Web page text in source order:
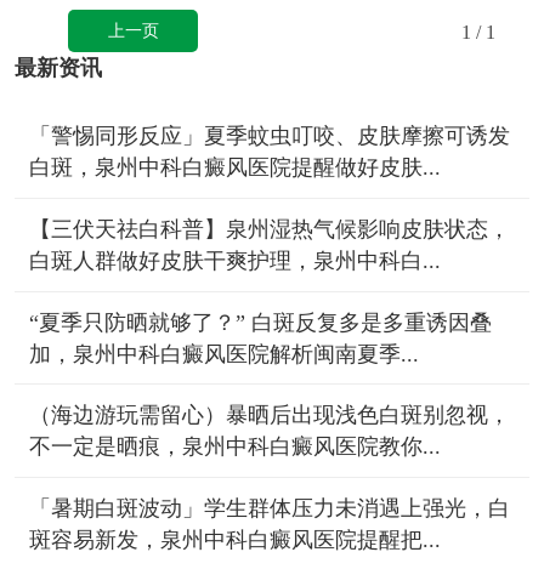
上一页 1 / 1
最新资讯
「警惕同形反应」夏季蚊虫叮咬、皮肤摩擦可诱发
白斑，泉州中科白癜风医院提醒做好皮肤...
【三伏天祛白科普】泉州湿热气候影响皮肤状态，
白斑人群做好皮肤干爽护理，泉州中科白...
“夏季只防晒就够了？” 白斑反复多是多重诱因叠
加，泉州中科白癜风医院解析闽南夏季...
（海边游玩需留心）暴晒后出现浅色白斑别忽视，
不一定是晒痕，泉州中科白癜风医院教你...
「暑期白斑波动」学生群体压力未消遇上强光，白
斑容易新发，泉州中科白癜风医院提醒把...